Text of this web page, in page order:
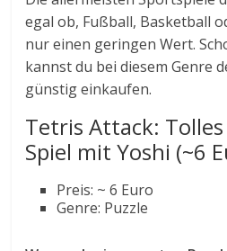
egal ob, Fußball, Basketball
nur einen geringen Wert.
kannst du bei diesem Genre
günstig einkaufen.
Tetris Attack: Tolles
Spiel mit Yoshi (~6
Preis: ~ 6 Euro
Genre: Puzzle